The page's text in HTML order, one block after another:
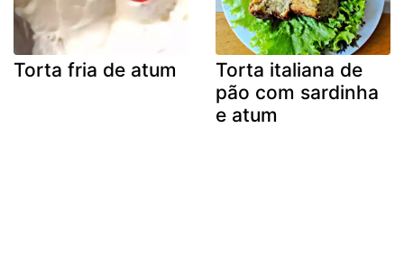
Torta fria de atum
Torta italiana de
pão com sardinha
e atum